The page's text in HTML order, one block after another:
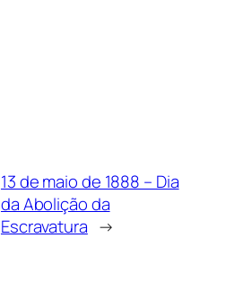
13 de maio de 1888 – Dia
da Abolição da
Escravatura →